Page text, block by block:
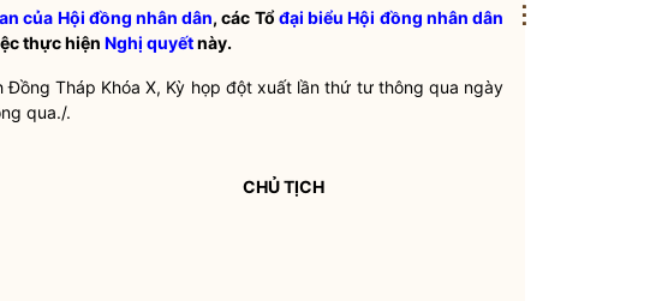
của Hội đồng nhân dân, các Tổ đại biểu Hội đồng nhân dân
thực hiện Nghị quyếtnày.
Đồng Tháp Khóa X, Kỳ họp đột xuất lần thứ tư thông qua ngày
qua./.
CHỦ TỊCH
⋮